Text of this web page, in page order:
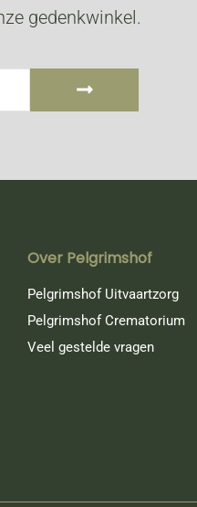
gedenkwinkel.
Over Pelgrimshof
Pelgrimshof Uitvaartzorg
Pelgrimshof Crematorium
Veel gestelde vragen